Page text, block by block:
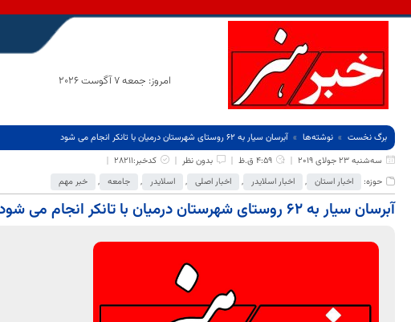
امروز: جمعه 7 آگوست 2026
برگ نخست نوشته‌ها
آبرسان سیار به ۶۲ روستای شهرستان درمیان با تانکر انجام می شود
سه‌شنبه 23 جولای 2019
4:59 ق.ظ بدون نظر
کدخبر:28211
حوزه:
اخبار استان , اخبار اسلایدر , اخبار اصلی , اسلایدر , جامعه , خبر مهم
آبرسان سیار به ۶۲ روستای شهرستان درمیان با تانکر انجام می شود